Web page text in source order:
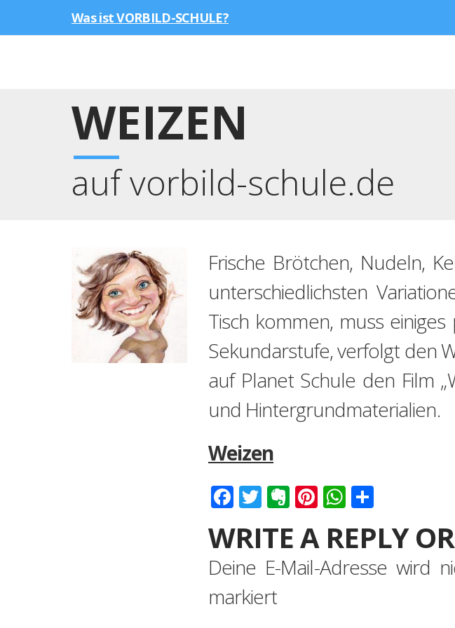
Was ist VORBILD-SCHULE?
WEIZEN
auf vorbild-schule.de
Frische Brötchen, Nudeln,
unterschiedlichsten
Tisch kommen, muss
Sekundarstufe, verfolgt den
auf Planet Schule den Film
und Hintergrundmaterialien.
Weizen
Facebook
Twitter
Evernote
Pinterest
WhatsApp
WRITE A REPLY
Deine E-Mail-Adresse wird
markiert